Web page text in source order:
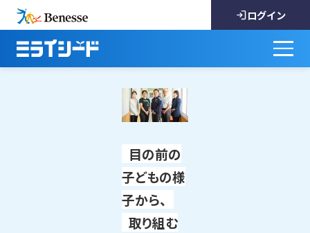
ログイン
目の前の
子どもの様
子から、
取り組む